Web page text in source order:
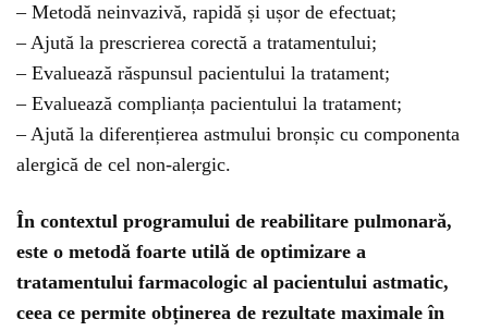
– Metodă neinvazivă, rapidă și ușor de efectuat;
– Ajută la prescrierea corectă a tratamentului;
– Evaluează răspunsul pacientului la tratament;
– Evaluează complianța pacientului la tratament;
– Ajută la diferențierea astmului bronșic cu componenta
alergică de cel non-alergic.
În contextul programului de reabilitare pulmonară,
este o metodă foarte utilă de optimizare a
tratamentului farmacologic al pacientului astmatic,
ceea ce permite obținerea de rezultate maximale în